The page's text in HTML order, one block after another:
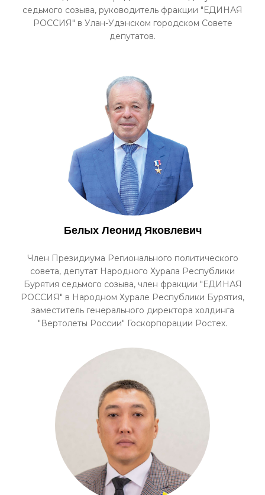
седьмого созыва, руководитель фракции "ЕДИНАЯ
РОССИЯ" в Улан-Удэнском городском Совете
депутатов.
Белых Леонид Яковлевич
Член Президиума Регионального политического
совета, депутат Народного Хурала Республики
Бурятия седьмого созыва, член фракции "ЕДИНАЯ
РОССИЯ" в Народном Хурале Республики Бурятия,
заместитель генерального директора холдинга
"Вертолеты России" Госкорпорации Ростех.